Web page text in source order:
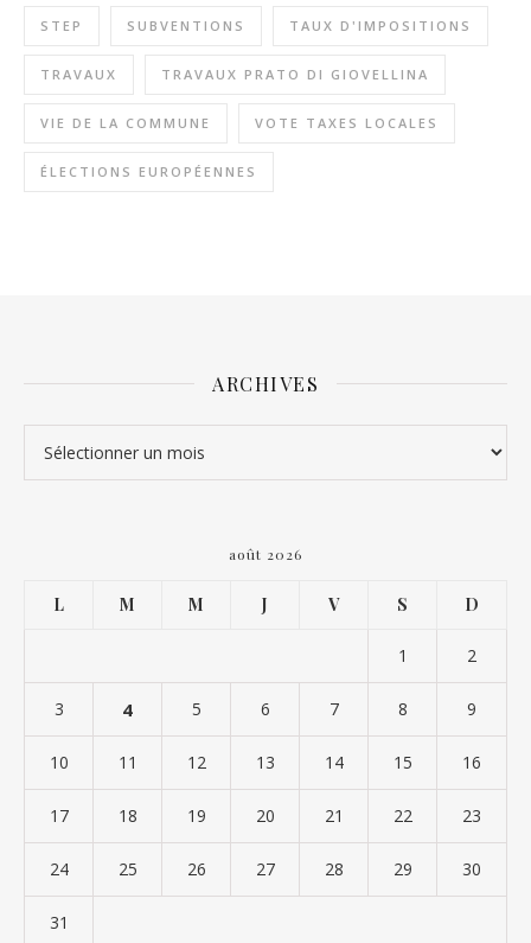
STEP SUBVENTIONS TAUX D'IMPOSITIONS
TRAVAUX TRAVAUX PRATO DI GIOVELLINA
VIE DE LA COMMUNE VOTE TAXES LOCALES
ÉLECTIONS EUROPÉENNES
ARCHIVES
août 2026
L M M J V S D
1 2
3 4 5 6 7 8 9
10 11 12 13 14 15 16
17 18 19 20 21 22 23
24 25 26 27 28 29 30
31